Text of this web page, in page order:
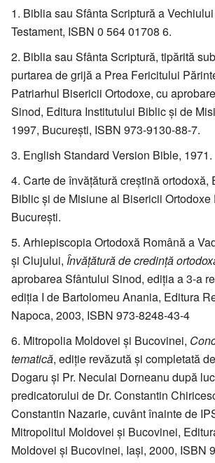
Biblia sau Sfânta Scriptură a
Testament, ISBN 0 564 01708 6.
Biblia sau Sfânta Scriptură, tipărită
purtarea de grijă a Prea Fericitului
Patriarhul Bisericii Ortodoxe, cu
Sinod, Editura Institutului Biblic şi de
1997, Bucureşti, ISBN 973-9130-88-7.
English Standard Version Bible, 1971.
Carte de învăţătură creştină ortodoxă,
Biblic şi de Misiune al Bisericii Ortodoxe
Bucureşti.
Arhiepiscopia Ortodoxă Română a
şi Clujului, Învăţătură de credinţă
aprobarea Sfântului Sinod, ediţia a 3-a
ediţia I de Bartolomeu Anania, Editura
Napoca, 2003, ISBN 973-8248-43-4
Mitropolia Moldovei şi Bucovinei,
tematică, ediţie revăzută şi completată
Dogaru şi Pr. Neculai Dorneanu după
predicatorului de Dr. Constantin
Constantin Nazarie, cuvânt înainte de
Mitropolitul Moldovei şi Bucovinei,
Moldovei şi Bucovinei, Iaşi, 2000, ISBN